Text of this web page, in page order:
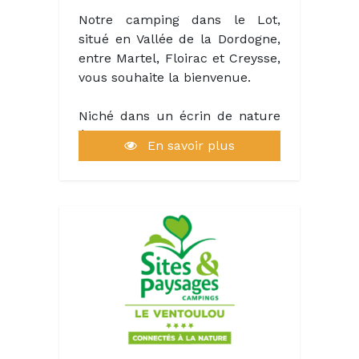
propose également diverses
activités sur place : du tennis,
du basket, du volley et du ping-
pong.
Le camping propose des
animations, des soirées
dansantes, des soirées animées,
pour vos enfants.
Notre camping dans le Lot,
situé en Vallée de la Dordogne,
entre Martel, Floirac et Creysse,
vous souhaite la bienvenue.
Niché dans un écrin de nature
époustouflant au cœur de la
Vallée de la Dordogne, avec son
Falaises vous propose un séjour
exceptionnel pour profiter des
joies de la baignade, vous laisser
aller dans le courant, tester la
descente en bouée, paddle ou
canoë, faire des ricochets…
Nous souhaitons faire partager
En savoir plus